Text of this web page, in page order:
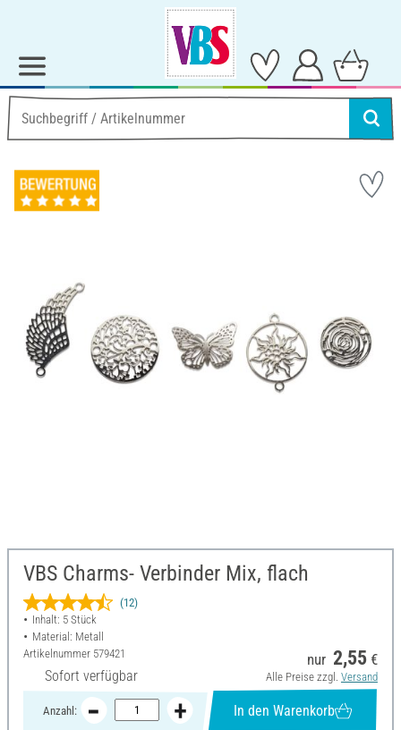
VBS Charms- Verbinder Mix, flach
(12)
Inhalt: 5 Stück
Material: Metall
Artikelnummer 579421
Sofort verfügbar
nur 2,55 €
Alle Preise zzgl. Versand
Anzahl: In den Warenkorb